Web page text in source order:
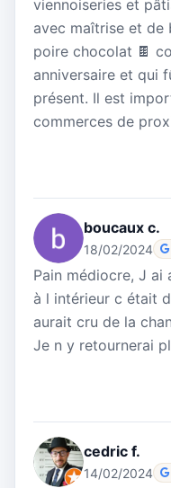
viennoiseries et
avec maîtrise et de
poire chocolat 🍫
anniversaire et qui
présent. Il est
commerces de
boucaux c.
18/02/2024
Pain médiocre, J ai
à l intérieur c était
aurait cru de la
Je n y retournerai
cedric f.
14/02/2024